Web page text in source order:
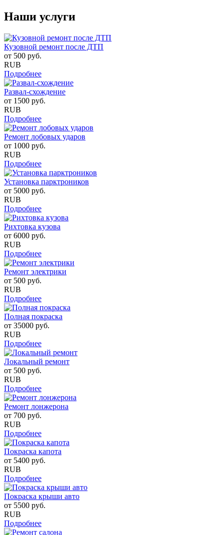
Наши услуги
Кузовной ремонт после ДТП
от 500 руб.
RUB
Подробнее
Развал-схождение
от 1500 руб.
RUB
Подробнее
Ремонт лобовых ударов
от 1000 руб.
RUB
Подробнее
Установка парктроников
от 5000 руб.
RUB
Подробнее
Рихтовка кузова
от 6000 руб.
RUB
Подробнее
Ремонт электрики
от 500 руб.
RUB
Подробнее
Полная покраска
от 35000 руб.
RUB
Подробнее
Локальный ремонт
от 500 руб.
RUB
Подробнее
Ремонт лонжерона
от 700 руб.
RUB
Подробнее
Покраска капота
от 5400 руб.
RUB
Подробнее
Покраска крыши авто
от 5500 руб.
RUB
Подробнее